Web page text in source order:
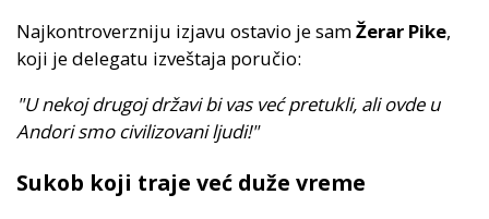
Najkontroverzniju izjavu ostavio je samŽerar Pike,
koji je delegatu izveštaja poručio:
"U nekoj drugoj državi bi vas već pretukli, ali ovde u
Andori smo civilizovani ljudi!"
Sukob koji traje već duže vreme